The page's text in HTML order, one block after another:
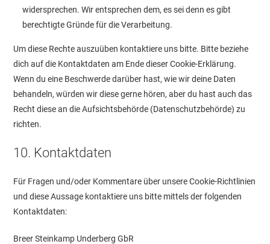
widersprechen. Wir entsprechen dem, es sei denn es gibt
berechtigte Gründe für die Verarbeitung.
Um diese Rechte auszuüben kontaktiere uns bitte. Bitte beziehe
dich auf die Kontaktdaten am Ende dieser Cookie-Erklärung.
Wenn du eine Beschwerde darüber hast, wie wir deine Daten
behandeln, würden wir diese gerne hören, aber du hast auch das
Recht diese an die Aufsichtsbehörde (Datenschutzbehörde) zu
richten.
10. Kontaktdaten
Für Fragen und/oder Kommentare über unsere Cookie-Richtlinien
und diese Aussage kontaktiere uns bitte mittels der folgenden
Kontaktdaten:
Breer Steinkamp Underberg GbR